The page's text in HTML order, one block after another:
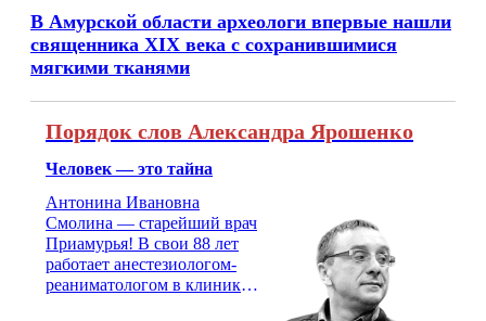
В Амурской области археологи впервые нашли
священника XIX века с сохранившимися
мягкими тканями
Порядок слов Александра Ярошенко
Человек — это тайна
Антонина Ивановна
Смолина — старейший врач
Приамурья! В свои 88 лет
работает анестезиологом-
реаниматологом в клинике